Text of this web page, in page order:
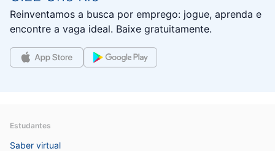
Reinventamos a busca por emprego: jogue, aprenda e
encontre a vaga ideal. Baixe gratuitamente.
Estudantes
Saber virtual